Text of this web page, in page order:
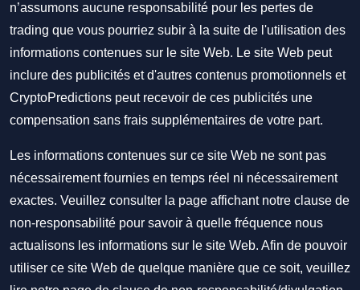
n’assumons aucune responsabilité pour les pertes de
trading que vous pourriez subir à la suite de l'utilisation des
informations contenues sur le site Web. Le site Web peut
inclure des publicités et d'autres contenus promotionnels et
CryptoPredictions peut recevoir de ces publicités une
compensation sans frais supplémentaires de votre part.
Les informations contenues sur ce site Web ne sont pas
nécessairement fournies en temps réel ni nécessairement
exactes. Veuillez consulter la page affichant notre clause de
non-responsabilité pour savoir à quelle fréquence nous
actualisons les informations sur le site Web. Afin de pouvoir
utiliser ce site Web de quelque manière que ce soit, veuillez